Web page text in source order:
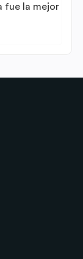
fue la mejor